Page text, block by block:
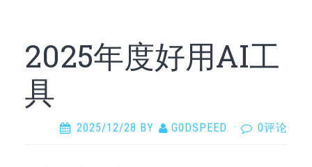
2025年度好用AI工
具
2025/12/28 BY G0DSPEED · 0评论